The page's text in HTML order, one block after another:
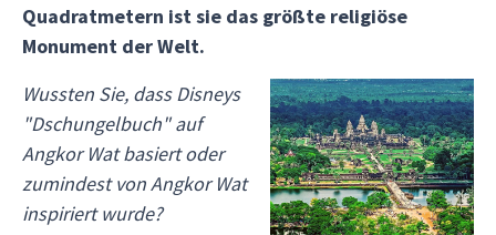
Quadratmetern ist sie das größte religiöse
Monument der Welt.
Wussten Sie, dass Disneys
"Dschungelbuch" auf
Angkor Wat basiert oder
zumindest von Angkor Wat
inspiriert wurde?